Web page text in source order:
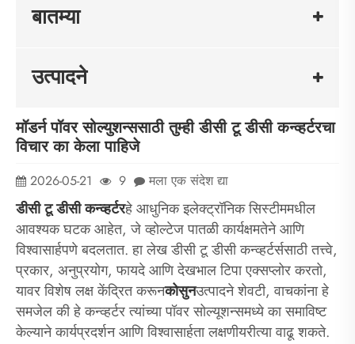
बातम्या
उत्पादने
मॉडर्न पॉवर सोल्युशन्ससाठी तुम्ही डीसी टू डीसी कन्व्हर्टरचा
विचार का केला पाहिजे
2026-05-21 9 मला एक संदेश द्या
डीसी टू डीसी कन्व्हर्टरहे आधुनिक इलेक्ट्रॉनिक सिस्टीममधील
आवश्यक घटक आहेत, जे व्होल्टेज पातळी कार्यक्षमतेने आणि
विश्वासार्हपणे बदलतात. हा लेख डीसी टू डीसी कन्व्हर्टर्ससाठी तत्त्वे,
प्रकार, अनुप्रयोग, फायदे आणि देखभाल टिपा एक्सप्लोर करतो,
यावर विशेष लक्ष केंद्रित करूनकोसुनउत्पादने शेवटी, वाचकांना हे
समजेल की हे कन्व्हर्टर त्यांच्या पॉवर सोल्यूशन्समध्ये का समाविष्ट
केल्याने कार्यप्रदर्शन आणि विश्वासार्हता लक्षणीयरीत्या वाढू शकते.